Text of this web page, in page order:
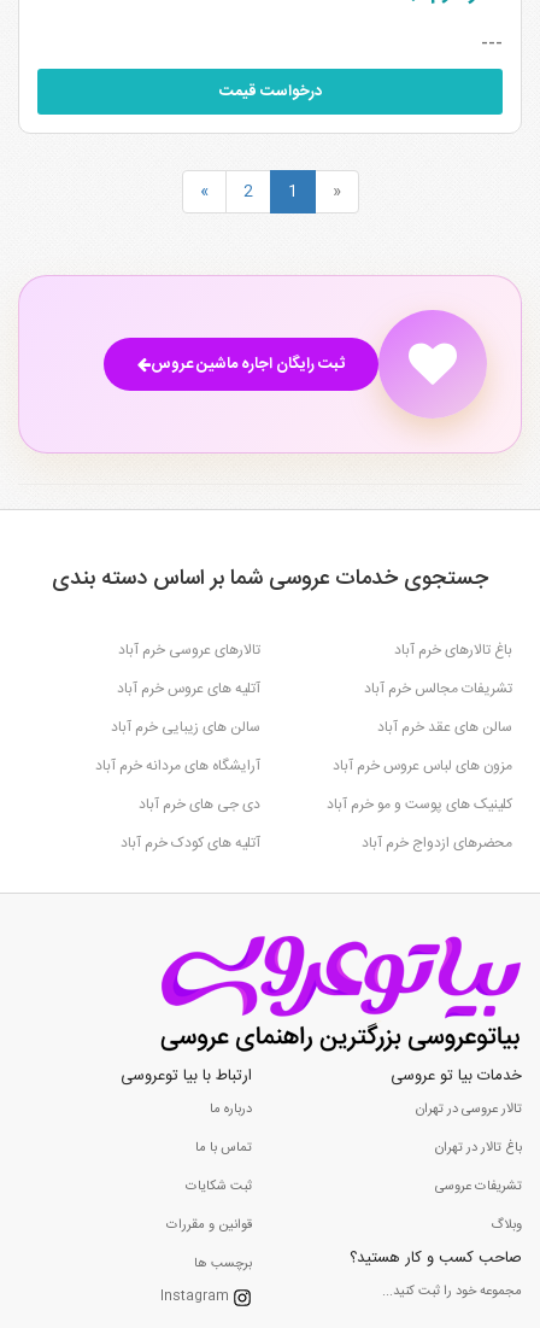
---
درخواست قیمت
«
1
2
»
ثبت رایگان اجاره ماشین عروس
جستجوی خدمات عروسی شما بر اساس دسته بندی
باغ تالارهای خرم آباد
تالارهای عروسی خرم آباد
تشریفات مجالس خرم آباد
آتلیه های عروس خرم آباد
سالن های عقد خرم آباد
سالن های زیبایی خرم آباد
مزون های لباس عروس خرم آباد
آرایشگاه های مردانه خرم آباد
کلینیک های پوست و مو خرم آباد
دی جی های خرم آباد
محضرهای ازدواج خرم آباد
آتلیه های کودک خرم آباد
خدمات بیا تو عروسی
تالار عروسی در تهران
باغ تالار در تهران
تشریفات عروسی
وبلاگ
صاحب کسب و کار هستید؟
مجموعه خود را ثبت کنید...
ارتباط با بیا توعروسی
درباره ما
تماس با ما
ثبت شکایات
قوانین و مقررات
برچسب ها
Instagram